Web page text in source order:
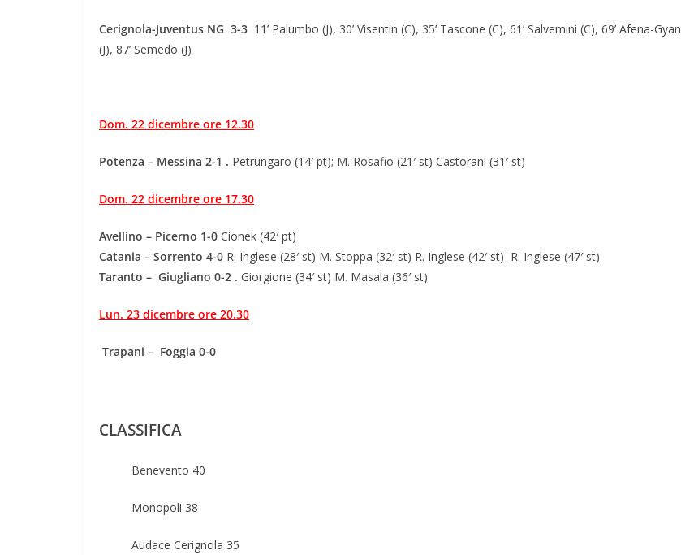
Cerignola-Juventus NG 3-3 11’ Palumbo (J), 30’ Visentin (C), 35’ Tascone (C), 61’ Salvemini (C), 69’ Afena-Gyan
(J), 87’ Semedo (J)
Dom. 22 dicembre ore 12.30
Potenza – Messina 2-1 . Petrungaro (14′ pt); M. Rosafio (21′ st) Castorani (31′ st)
Dom. 22 dicembre ore 17.30
Avellino – Picerno 1-0 Cionek (42′ pt)
Catania – Sorrento 4-0 R. Inglese (28′ st) M. Stoppa (32′ st) R. Inglese (42′ st) R. Inglese (47′ st)
Taranto – Giugliano 0-2 . Giorgione (34′ st) M. Masala (36′ st)
Lun. 23 dicembre ore 20.30
Trapani – Foggia 0-0
CLASSIFICA
Benevento 40
Monopoli 38
Audace Cerignola 35